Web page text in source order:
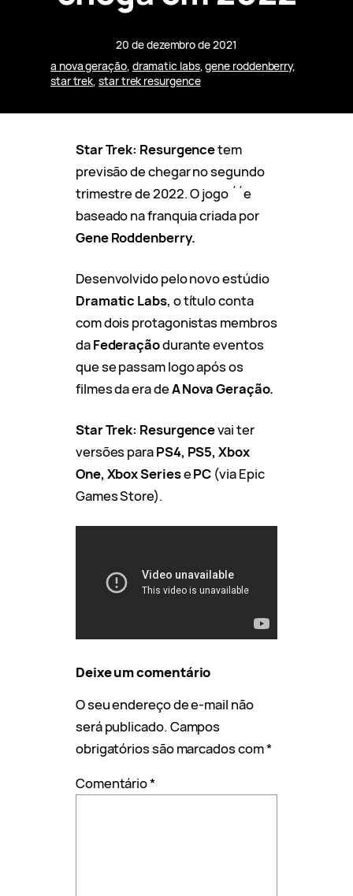
20 de dezembro de 2021
a nova geração, dramatic labs, gene roddenberry
star trek, star trek resurgence
Star Trek: Resurgencetem
previsão de chegar no segundo
trimestre de 2022. O jogo ´´e
baseado na franquia criada por
Gene Roddenberry.
Desenvolvido pelo novo estúdio
Dramatic Labs, o título conta
com dois protagonistas membros
daFederaçãodurante eventos
que se passam logo após os
filmes da era deA Nova Geração.
Star Trek: Resurgencevai ter
versões paraPS4, PS5, Xbox
One, Xbox SeriesePC (via Epic
Games Store).
Deixe um comentário
O seu endereço de e-mail não
será publicado. Campos
obrigatórios são marcados com*
Comentário*